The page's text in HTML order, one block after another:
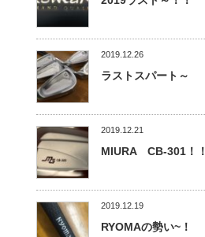
2019.12.26
ラストスパート～
2019.12.21
MIURA CB-301！！
2019.12.19
RYOMAの勢い~！